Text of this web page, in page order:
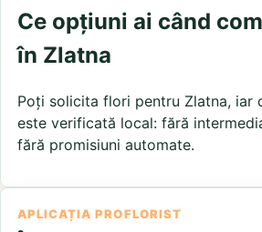
Ce opțiuni ai când
în Zlatna
Poți solicita flori pentru Zlatna, iar
este verificată local: fără
fără promisiuni automate.
APLICAȚIA PROFLORIST